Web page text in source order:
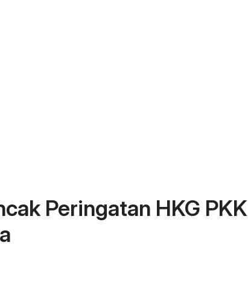
Peringatan HKG PKK